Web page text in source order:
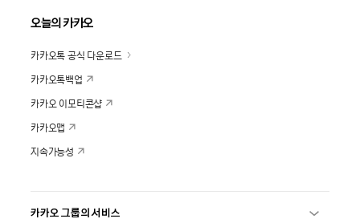
오늘의 카카오
카카오톡 공식 다운로드
카카오톡백업
카카오 이모티콘샵
카카오맵
지속가능성
카카오 그룹의 서비스